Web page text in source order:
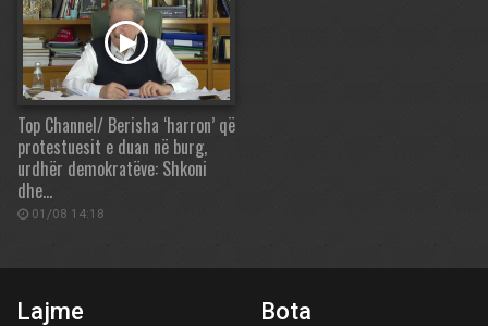
Top Channel/ Berisha ‘harron’ që
protestuesit e duan në burg,
urdhër demokratëve: Shkoni
dhe…
01/08 14:18
Lajme Bota